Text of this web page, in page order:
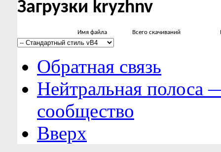
Загрузки kryzhnv
Имя файла Всего скачиваний
Обратная связь
Нейтральная полоса
сообщество
Вверх